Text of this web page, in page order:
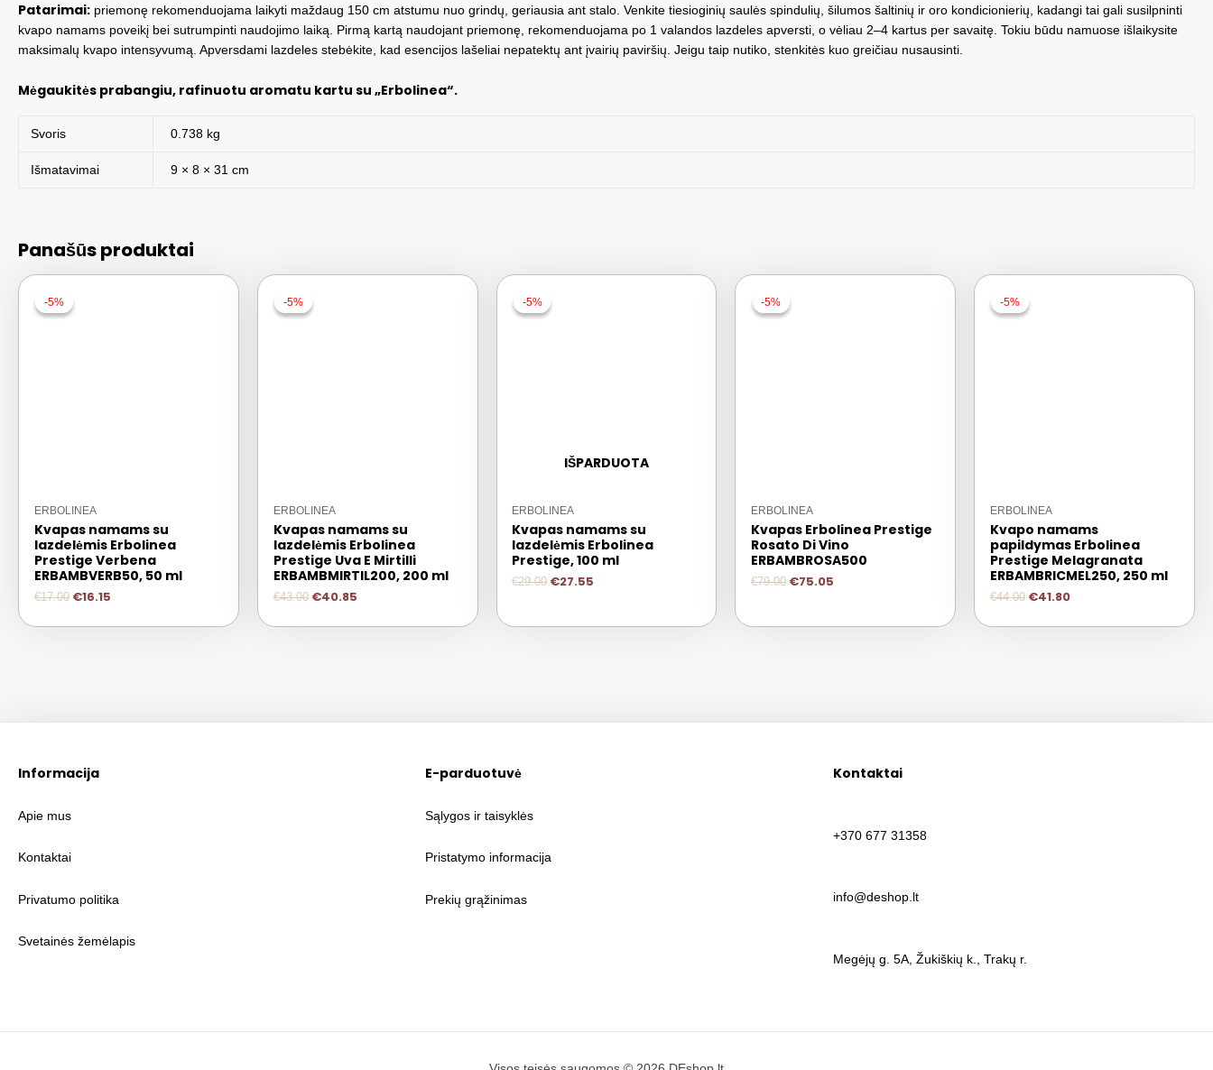
Patarimai: priemonę rekomenduojama laikyti maždaug 150 cm atstumu nuo grindų, geriausia ant stalo. Venkite tiesioginių saulės spindulių, šilumos šaltinių ir oro kondicionierių, kadangi tai gali susilpninti
kvapo namams poveikį bei sutrumpinti naudojimo laiką. Pirmą kartą naudojant priemonę, rekomenduojama po 1 valandos lazdeles apversti, o vėliau 2–4 kartus per savaitę. Tokiu būdu namuose išlaikysite
maksimalų kvapo intensyvumą. Apversdami lazdeles stebėkite, kad esencijos lašeliai nepatektų ant įvairių paviršių. Jeigu taip nutiko, stenkitės kuo greičiau nusausinti.
Mėgaukitės prabangiu, rafinuotu aromatu kartu su „Erbolinea“.
Svoris 0.738 kg
Išmatavimai 9 × 8 × 31 cm
Panašūs produktai
-5%
-5%
ERBOLINEA
Kvapas namams su
lazdelėmis Erbolinea
Prestige Verbena
ERBAMBVERB50, 50 ml
€17.00 €16.15
-5%
-5%
ERBOLINEA
Kvapas namams su
lazdelėmis Erbolinea
Prestige Uva E Mirtilli
ERBAMBMIRTIL200, 200 ml
€43.00 €40.85
-5%
IŠPARDUOTA
-5%
ERBOLINEA
Kvapas namams su
lazdelėmis Erbolinea
Prestige, 100 ml
€29.00 €27.55
-5%
-5%
ERBOLINEA
Kvapas Erbolinea Prestige
Rosato Di Vino
ERBAMBROSA500
€79.00 €75.05
-5%
-5%
ERBOLINEA
Kvapo namams
papildymas Erbolinea
Prestige Melagranata
ERBAMBRICMEL250, 250 ml
€44.00 €41.80
Informacija
Apie mus
Kontaktai
Privatumo politika
Svetainės žemėlapis
E-parduotuvė
Sąlygos ir taisyklės
Pristatymo informacija
Prekių grąžinimas
Kontaktai
+370 677 31358
info@deshop.lt
Megėjų g. 5A, Žukiškių k., Trakų r.